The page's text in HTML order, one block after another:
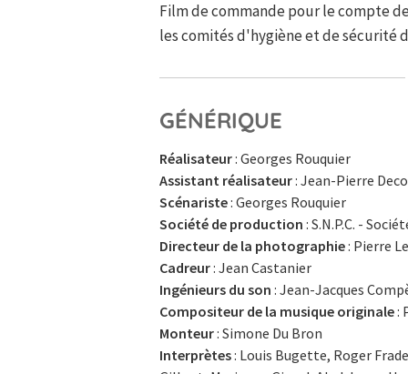
Film de commande pour le compte
les comités d'hygiène et de sécurité
GÉNÉRIQUE
Réalisateur: Georges Rouquier
Assistant réalisateur: Jean-Pierre
Scénariste: Georges Rouquier
Société de production : S.N.P.C. -
Directeur de la photographie: Pierre
Cadreur: Jean Castanier
Ingénieurs du son : Jean-Jacques
Compositeur de la musique originale:
Monteur: Simone Du Bron
Interprètes: Louis Bugette, Roger